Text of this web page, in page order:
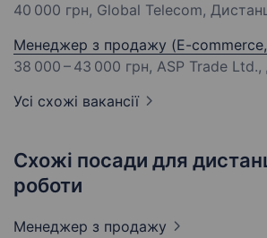
40 000 грн, Global Telecom,
Менеджер з продажу (E-
38 000 – 43 000 грн, ASP Trade
Усі схожі вакансії
Схожі посади для
роботи
Менеджер з продажу